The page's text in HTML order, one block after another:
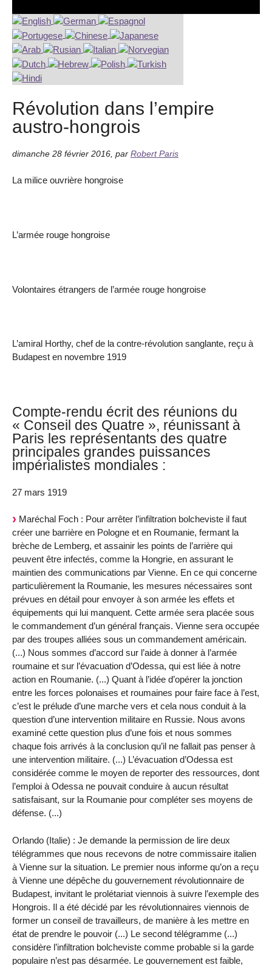
Révolution dans l’empire
austro-hongrois
dimanche 28 février 2016 par Robert Paris
La milice ouvrière hongroise
L’armée rouge hongroise
Volontaires étrangers de l’armée rouge hongroise
L’amiral Horthy, chef de la contre-révolution sanglante, reçu à
Budapest en novembre 1919
Compte-rendu écrit des réunions du
« Conseil des Quatre », réunissant à
Paris les représentants des quatre
principales grandes puissances
impérialistes mondiales :
27 mars 1919
Maréchal Foch : Pour arrêter l’infiltration bolcheviste il faut
créer une barrière en Pologne et en Roumanie, fermant la
brèche de Lemberg, et assainir les points de l’arrière qui
peuvent être infectés, comme la Hongrie, en assurant le
maintien des communications par Vienne. En ce qui concerne
particulièrement la Roumanie, les mesures nécessaires sont
prévues en détail pour envoyer à son armée les effets et
équipements qui lui manquent. Cette armée sera placée sous
le commandement d’un général français. Vienne sera occupée
par des troupes alliées sous un commandement américain.
(...) Nous sommes d’accord sur l’aide à donner à l’armée
roumaine et sur l’évacuation d’Odessa, qui est liée à notre
action en Roumanie. (...) Quant à l’idée d’opérer la jonction
entre les forces polonaises et roumaines pour faire face à l’est,
c’est le prélude d’une marche vers et cela nous conduit à la
question d’une intervention militaire en Russie. Nous avons
examiné cette question plus d’une fois et nous sommes
chaque fois arrivés à la conclusion qu’il ne fallait pas penser à
une intervention militaire. (...) L’évacuation d’Odessa est
considérée comme le moyen de reporter des ressources, dont
l’emploi à Odessa ne pouvait conduire à aucun résultat
satisfaisant, sur la Roumanie pour compléter ses moyens de
défense. (...)
Orlando (Italie) : Je demande la permission de lire deux
télégrammes que nous recevons de notre commissaire italien
à Vienne sur la situation. Le premier nous informe qu’on a reçu
à Vienne une dépêche du gouvernement révolutionnaire de
Budapest, invitant le prolétariat viennois à suivre l’exemple des
Hongrois. Il a été décidé par les révolutionnaires viennois de
former un conseil de travailleurs, de manière à les mettre en
état de prendre le pouvoir (...) Le second télégramme (...)
considère l’infiltration bolcheviste comme probable si la garde
populaire n’est pas désarmée. Le gouvernement est faible,